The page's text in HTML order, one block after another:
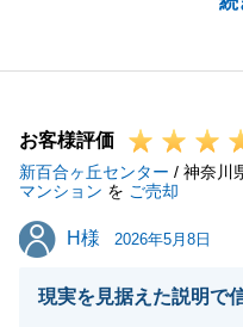
最終的により良い条件
今後ともよろしくお願
お客様評価
新百合ヶ丘センター / 神奈川
マンション を ご売却
H様
H様 2026年5月8日
現実を見据えた説明で